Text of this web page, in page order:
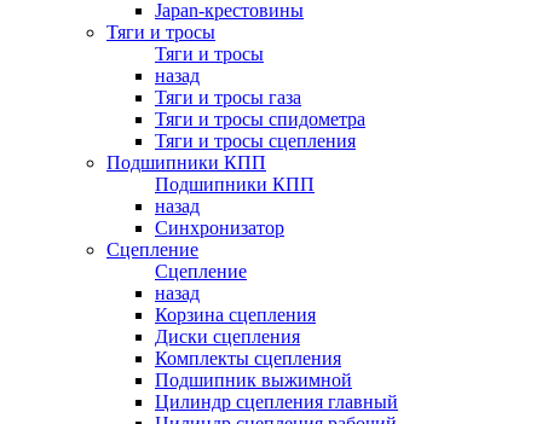
Japan-крестовины
Тяги и тросы
Тяги и тросы
назад
Тяги и тросы газа
Тяги и тросы спидометра
Тяги и тросы сцепления
Подшипники КПП
Подшипники КПП
назад
Синхронизатор
Сцепление
Сцепление
назад
Корзина сцепления
Диски сцепления
Комплекты сцепления
Подшипник выжимной
Цилиндр сцепления главный